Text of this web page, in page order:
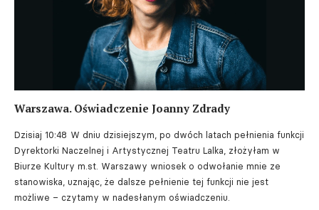
Warszawa. Oświadczenie Joanny Zdrady
Dzisiaj 10:48 W dniu dzisiejszym, po dwóch latach pełnienia funkcji
Dyrektorki Naczelnej i Artystycznej Teatru Lalka, złożyłam w
Biurze Kultury m.st. Warszawy wniosek o odwołanie mnie ze
stanowiska, uznając, że dalsze pełnienie tej funkcji nie jest
możliwe – czytamy w nadesłanym oświadczeniu.